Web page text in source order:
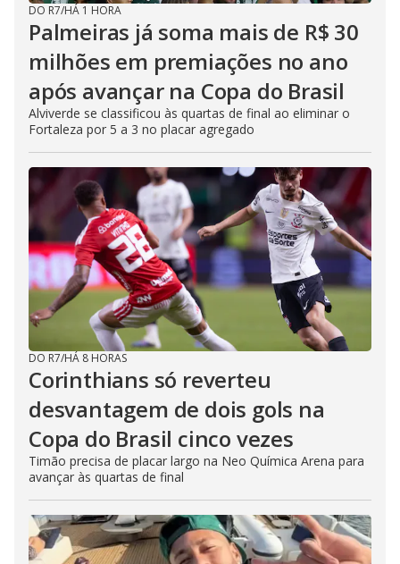
DO R7/HÁ 1 HORA
Palmeiras já soma mais de R$ 30
milhões em premiações no ano
após avançar na Copa do Brasil
Alviverde se classificou às quartas de final ao eliminar o
Fortaleza por 5 a 3 no placar agregado
DO R7/HÁ 8 HORAS
Corinthians só reverteu
desvantagem de dois gols na
Copa do Brasil cinco vezes
Timão precisa de placar largo na Neo Química Arena para
avançar às quartas de final